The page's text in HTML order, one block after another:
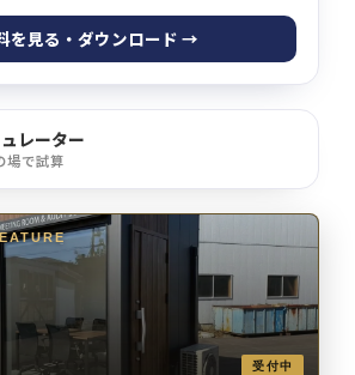
を見る・ダウンロード →
レーター
場で試算
受付中